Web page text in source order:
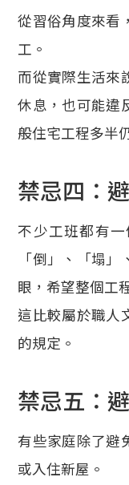
從習俗角度來看
工。
而從實際生活來
休息，也可能違
般住宅工程多半
禁忌四：
不少工班都有
「倒」、「塌
眼，希望整個工
這比較屬於職人
的規定。
禁忌五：
有些家庭除了避
或入住新屋。